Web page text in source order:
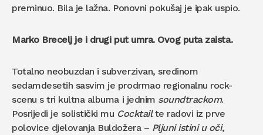
preminuo. Bila je lažna. Ponovni pokušaj je ipak uspio.
Marko Brecelj je i drugi put umra. Ovog puta zaista.
Totalno neobuzdan i subverzivan, sredinom
sedamdesetih sasvim je prodrmao regionalnu rock-
scenu s tri kultna albuma i jednim soundtrackom.
Posrijedi je solistički mu Cocktailte radovi iz prve
polovice djelovanja Buldožera – Pljuni istini u oči,